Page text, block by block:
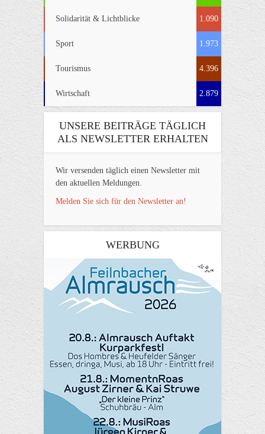
Solidarität & Lichtblicke 1.090
Sport 1.973
Tourismus 4.396
Wirtschaft 2.879
UNSERE BEITRÄGE TÄGLICH
ALS NEWSLETTER ERHALTEN
Wir versenden täglich einen Newsletter mit
den aktuellen Meldungen.
Melden Sie sich für den Newsletter an!
WERBUNG